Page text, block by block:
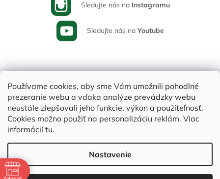
Používame cookies, aby sme Vám umožnili pohodlné
prezeranie webu a vďaka analýze prevádzky webu
neustále zlepšovali jeho funkcie, výkon a použiteľnosť.
Cookies možno použiť na personalizáciu reklám. Viac
informáciítu.
Nastavenie
Sledujte nás na Instagramu
Sledujte nás na Youtube
Copyright 2026Varia-Plus.sk. Všetky práva vyhradené.Upraviť